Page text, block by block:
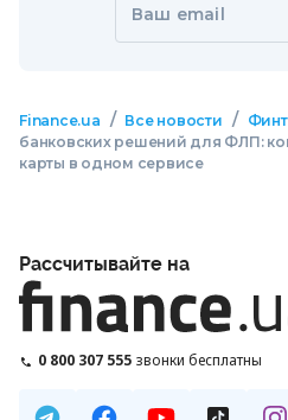
Ваш email
Finance.ua / Все новости /
банковских решений для ФЛП:
карты в одном сервисе
Рассчитывайте на
0 800 307 555 звонки бесплатны